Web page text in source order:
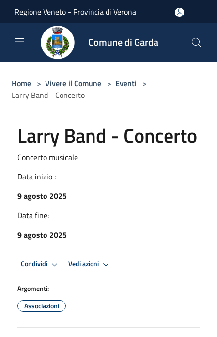
Regione Veneto - Provincia di Verona
Comune di Garda
Home > Vivere il Comune > Eventi >
Larry Band - Concerto
Larry Band - Concerto
Concerto musicale
Data inizio :
9 agosto 2025
Data fine:
9 agosto 2025
Condividi Vedi azioni
Argomenti:
Associazioni